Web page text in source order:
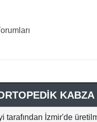
KABZA
tarafından İzmir'de